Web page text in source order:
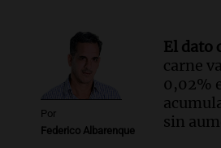
jubilaciones en la
Panorama Federal
Episodios
Por
Federico Albarenque
El dato
carne
0,02%
sin